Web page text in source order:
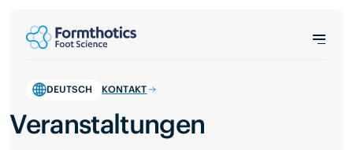
DEUTSCH KONTAKT
Veranstaltungen